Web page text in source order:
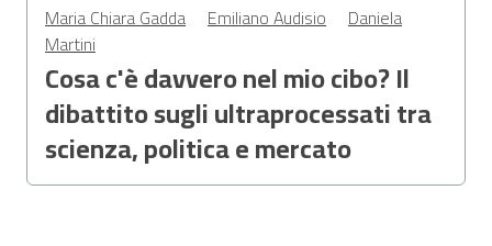
Maria Chiara Gadda Emiliano Audisio
Daniela
Martini
Cosa c'è davvero nel mio cibo? Il
dibattito sugli ultraprocessati tra
scienza, politica e mercato